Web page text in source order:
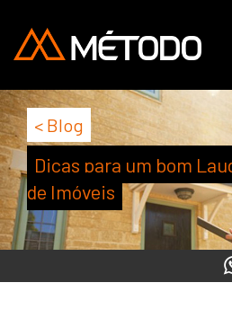
< Blog
Dicas para um bom
de Imóveis